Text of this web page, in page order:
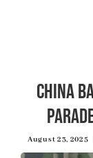
China
August 23, 2025